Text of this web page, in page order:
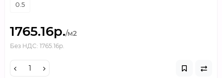
0.5
1765.16р./м2
Без НДС: 1765.16р.